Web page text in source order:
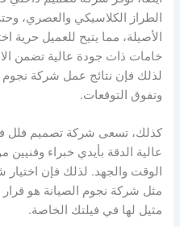
الطراز الكلاسيكي والعصري،
الأصيلة، مما يتيح للعميل حرية
خامات ذات جودة عالية تضمن
لذلك فإن نتائج عمل شركة نجوم
وتفوق التوقعات.
كذلك، تسعى شركة تصميم فلل
عالية الدقة بأيدي خبراء
الوقت والجهد. لذلك فإن
مثل شركة نجوم الصيانة هو قرار
مثيل لها في فيلتك الخاصة.